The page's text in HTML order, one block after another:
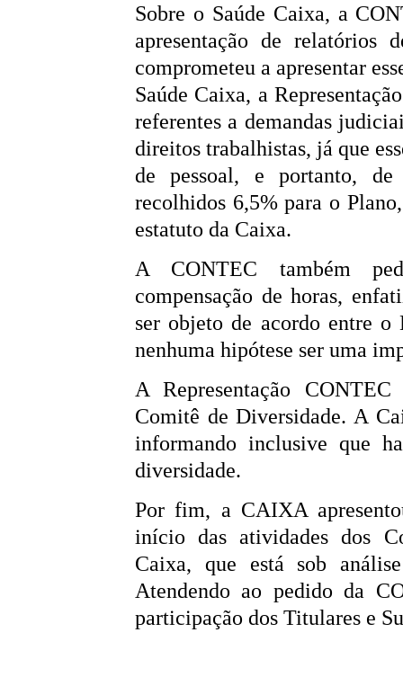
Sobre o Saúde Caixa, a
apresentação de relatórios
comprometeu a apresentar
Saúde Caixa, a
referentes a demandas
direitos trabalhistas, já que
de pessoal, e portanto,
recolhidos 6,5% para o
estatuto da Caixa.
A CONTEC também
compensação de horas,
ser objeto de acordo entre o
nenhuma hipótese ser uma
A Representação
Comitê de Diversidade. A
informando inclusive que
diversidade.
Por fim, a CAIXA
início das atividades dos
Caixa, que está sob
Atendendo ao pedido da
participação dos Titulares e